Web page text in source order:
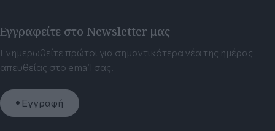
Εγγραφείτε στο Newsletter μας
Ενημερωθείτε πρώτοι για σημαντικότερα νέα της ημέρας
απευθείας στο email σας.
Εγγραφή